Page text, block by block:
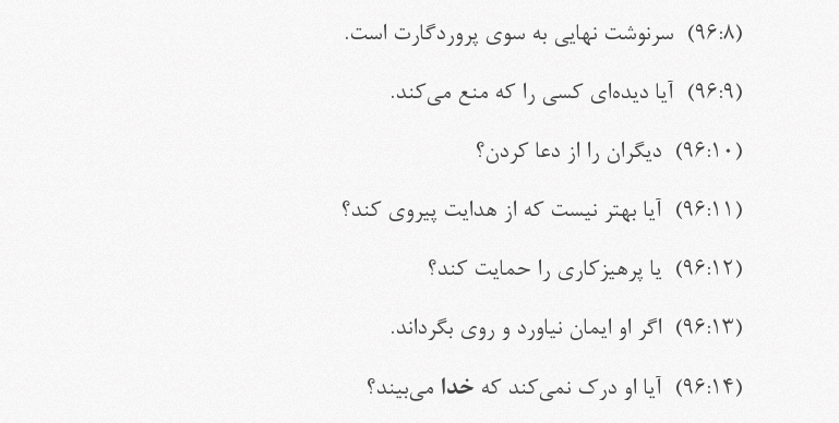
(۹۶:۸) سرنوشت نهایی به سوی پروردگارت است.
(۹۶:۹) آیا دیده‏‌ای کسی را که منع می‌کند.
(۹۶:۱۰) دیگران را از دعا کردن؟
(۹۶:۱۱) آیا بهتر نیست که از هدایت پیروی کند؟
(۹۶:۱۲) یا پرهیزکاری را حمایت کند؟
(۹۶:۱۳) اگر او ایمان نیاورد و روی بگرداند.
(۹۶:۱۴) آیا او درک نمی‌کند که خدا می‌بیند؟